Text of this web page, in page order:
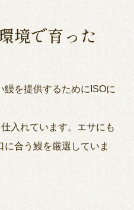
境で育った
を提供するためにISOに
入れています。エサにも
合う鰻を厳選していま